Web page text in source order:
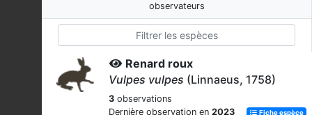
observateurs
Renard roux
Vulpes vulpes (Linnaeus, 1758)
3 observations
Dernière observation en 2023 Fiche espèce